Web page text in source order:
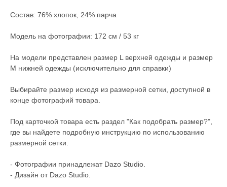
Состав: 76% хлопок, 24% парча
Модель на фотографии: 172 см / 53 кг
На модели представлен размер L верхней одежды и размер
М нижней одежды (исключительно для справки)
Выбирайте размер исходя из размерной сетки, доступной в
конце фотографий товара.
Под карточкой товара есть раздел "Как подобрать размер?",
где вы найдете подробную инструкцию по использованию
размерной сетки.
- Фотографии принадлежат Dazo Studio.
- Дизайн от Dazo Studio.